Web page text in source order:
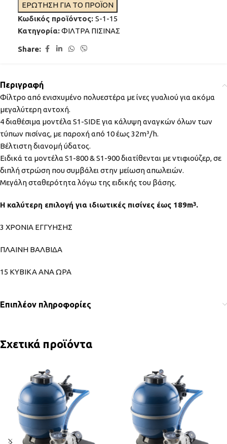
ΕΡΩΤΗΣΗ ΓΙΑ ΤΟ ΠΡΟΪΟΝ
Κωδικός προϊόντος: S-1-15
Κατηγορία:ΦΙΛΤΡΑ ΠΙΣΙΝΑΣ
Share:
Περιγραφή
Φίλτρο από ενισχυμένο πολυεστέρα με ίνες γυαλιού για ακόμα
μεγαλύτερη αντοχή.
4 διαθέσιμα μοντέλα S1-SIDE για κάλυψη αναγκών όλων των
τύπων πισίνας, με παροχή από 10 έως 32m³/h.
Βέλτιστη διανομή ύδατος.
Ειδικά τα μοντέλα S1-800 & S1-900 διατίθενται με ντιφιούζερ, σε
διπλή στρώση που συμβάλει στην μείωση απωλειών.
Μεγάλη σταθερότητα λόγω της ειδικής του βάσης.
Η καλύτερη επιλογή για ιδιωτικές πισίνες έως 189m3.
3 ΧΡΟΝΙΑ ΕΓΓΥΗΣΗΣ
ΠΛΑΙΝΗ ΒΑΛΒΙΔΑ
15 ΚΥΒΙΚΑ ΑΝΑ ΩΡΑ
Επιπλέον πληροφορίες
Σχετικά προϊόντα